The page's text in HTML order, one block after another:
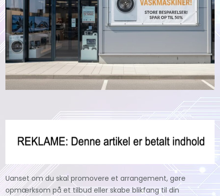
Uanset om du skal promovere et arrangement, gøre
opmærksom på et tilbud eller skabe blikfang til din